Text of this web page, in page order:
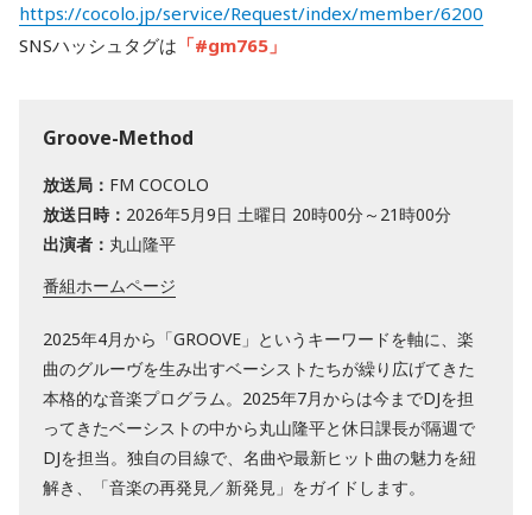
https://cocolo.jp/service/Request/index/member/6200
SNSハッシュタグは 「#gm765」
Groove-Method
放送局： FM COCOLO
放送日時： 2026年5月9日 土曜日 20時00分～21時00分
出演者： 丸山隆平
番組ホームページ
2025年4月から「GROOVE」というキーワードを軸に、楽
曲のグルーヴを生み出すベーシストたちが繰り広げてきた
本格的な音楽プログラム。2025年7月からは今までDJを担
ってきたベーシストの中から丸山隆平と休日課長が隔週で
DJを担当。独自の目線で、名曲や最新ヒット曲の魅力を紐
解き、「音楽の再発見／新発見」をガイドします。